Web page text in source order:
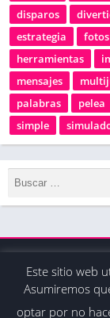
disparos
estrategia
fotos
herramientas
mensajes
palabras
pelea
simple
© 2020 -
Este sitio web
Asumiremos
optar por no